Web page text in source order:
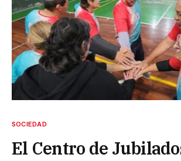
SOCIEDAD
El Centro de